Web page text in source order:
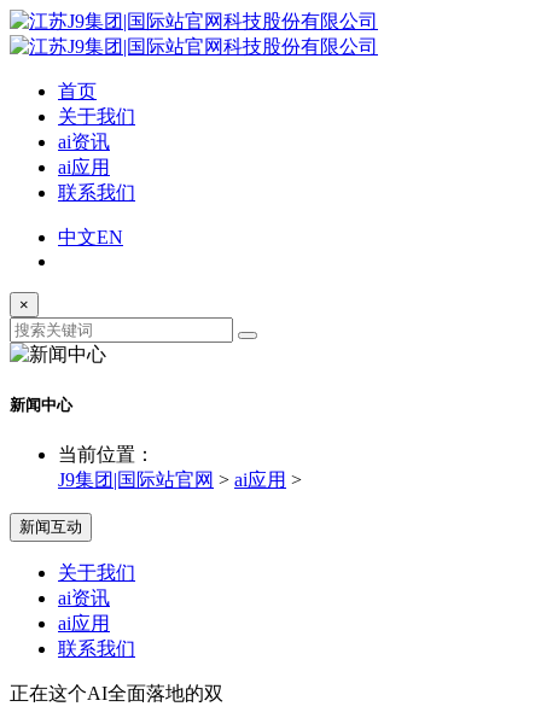
首页
关于我们
ai资讯
ai应用
联系我们
中文EN
×
新闻中心
当前位置：
J9集团|国际站官网 > ai应用 >
新闻互动
关于我们
ai资讯
ai应用
联系我们
正在这个AI全面落地的双